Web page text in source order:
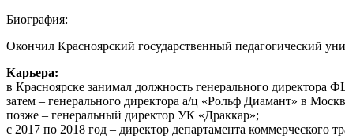
Биография:
Окончил Красноярский государственный педагогический
Карьера:
в Красноярске занимал должность генерального директора
затем – генерального директора а/ц «Рольф Диамант» в
позже – генеральный директор УК «Драккар»;
с 2017 по 2018 год – директор департамента коммерческого